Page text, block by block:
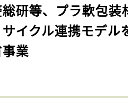
総研等、プラ軟包装
イクル連携モデル
業